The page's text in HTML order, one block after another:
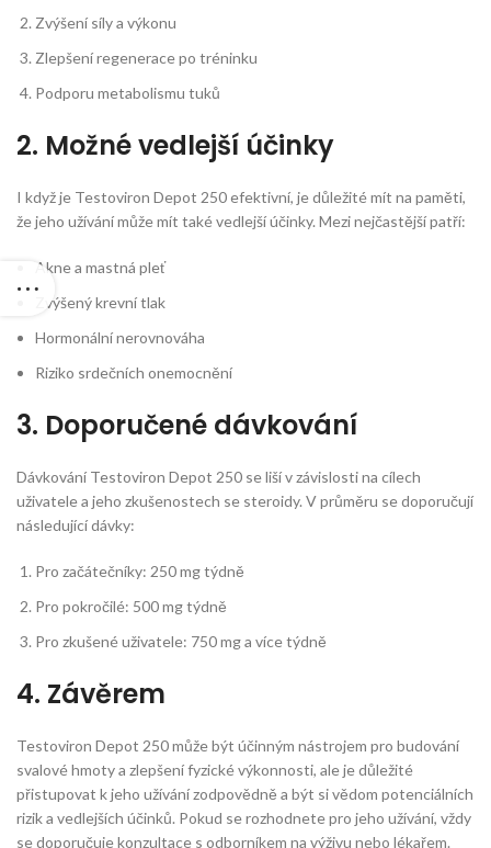
Zvýšení síly a výkonu
Zlepšení regenerace po tréninku
Podporu metabolismu tuků
2. Možné vedlejší účinky
I když je Testoviron Depot 250 efektivní, je důležité mít na paměti,
že jeho užívání může mít také vedlejší účinky. Mezi nejčastější patří:
Akne a mastná pleť
Zvýšený krevní tlak
Hormonální nerovnováha
Riziko srdečních onemocnění
3. Doporučené dávkování
Dávkování Testoviron Depot 250 se liší v závislosti na cílech
uživatele a jeho zkušenostech se steroidy. V průměru se doporučují
následující dávky:
Pro začátečníky: 250 mg týdně
Pro pokročilé: 500 mg týdně
Pro zkušené uživatele: 750 mg a více týdně
4. Závěrem
Testoviron Depot 250 může být účinným nástrojem pro budování
svalové hmoty a zlepšení fyzické výkonnosti, ale je důležité
přistupovat k jeho užívání zodpovědně a být si vědom potenciálních
rizik a vedlejších účinků. Pokud se rozhodnete pro jeho užívání, vždy
se doporučuje konzultace s odborníkem na výživu nebo lékařem.